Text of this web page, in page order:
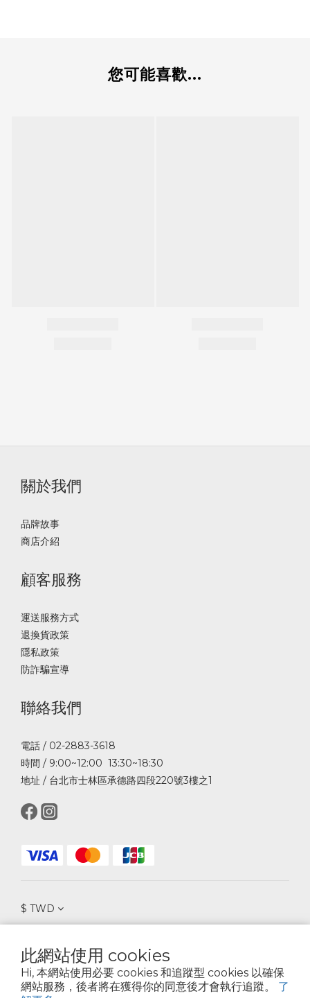
此網站使用 cookies
Hi, 本網站使用必要 cookies 和追蹤型 cookies 以確保
網站服務，後者將在獲得你的同意後才會執行追蹤。 了
您可能喜歡...
關於我們
品牌故事
商店介紹
顧客服務
運送服務方式
退換貨政策
隱私政策
防詐騙宣導
聯絡我們
電話 / 02-2883-3618
時間 / 9:00~12:00 13:30~18:30
地址 / 台北市士林區承德路四段220號3樓之1
$ TWD
Copyright©2024佳墨股份有限公司